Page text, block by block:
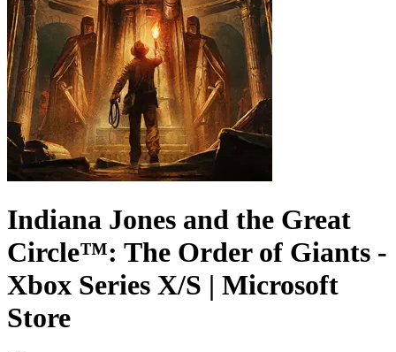
Indiana Jones and the Great
Circle™: The Order of Giants -
Xbox Series X/S | Microsoft
Store